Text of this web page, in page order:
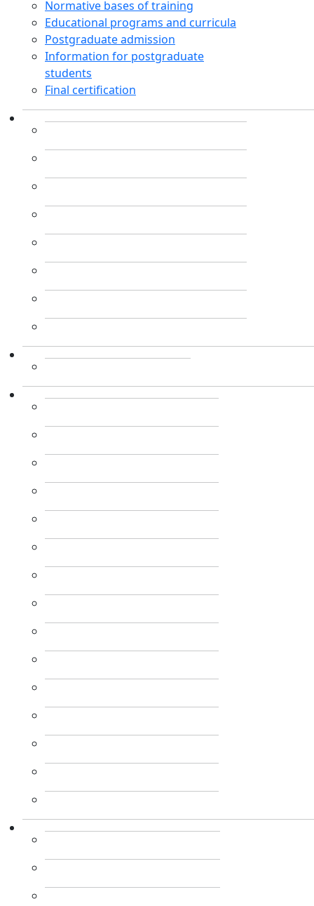
Normative bases of training
Educational programs and curricula
Postgraduate admission
Information for postgraduate
students
Final certification